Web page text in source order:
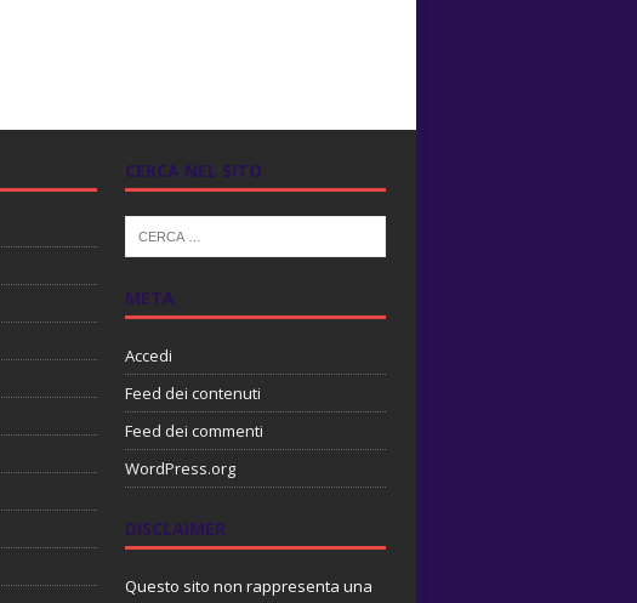
CERCA NEL SITO
META
Accedi
Feed dei contenuti
Feed dei commenti
WordPress.org
DISCLAIMER
Questo sito non rappresenta una